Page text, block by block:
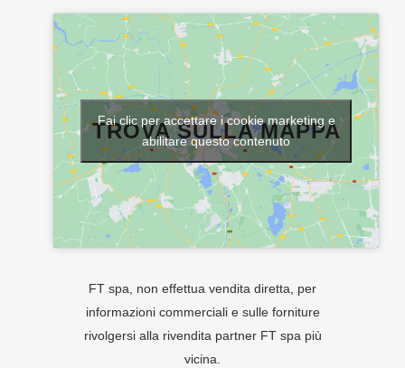
TROVA SULLA MAPPA
Fai clic per accettare i cookie marketing e
abilitare questo contenuto
FT spa, non effettua vendita diretta, per
informazioni commerciali e sulle forniture
rivolgersi alla rivendita partner FT spa più
vicina.